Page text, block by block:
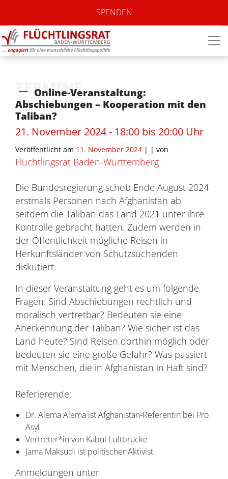
SPENDEN
TERMINE
Online-Veranstaltung:
Abschiebungen – Kooperation mit den
Taliban?
21. November 2024 - 18:00 bis 20:00 Uhr
Veröffentlicht am 11. November 2024 | | von
Flüchtlingsrat Baden-Württemberg
Die Bundesregierung schob Ende August 2024
erstmals Personen nach Afghanistan ab
seitdem die Taliban das Land 2021 unter ihre
Kontrolle gebracht hatten. Zudem werden in
der Öffentlichkeit mögliche Reisen in
Herkunftsländer von Schutzsuchenden
diskutiert.
In dieser Veranstaltung geht es um folgende
Fragen: Sind Abschiebungen rechtlich und
moralisch vertretbar? Bedeuten sie eine
Anerkennung der Taliban? Wie sicher ist das
Land heute? Sind Reisen dorthin möglich oder
bedeuten sie eine große Gefahr? Was passiert
mit Menschen, die in Afghanistan in Haft sind?
Referierende:
Dr. Alema Alema ist Afghanistan-Referentin bei Pro
Asyl
Vertreter*in von Kabul Luftbrücke
Jama Maksudi ist politischer Aktivist
Anmeldungen unter